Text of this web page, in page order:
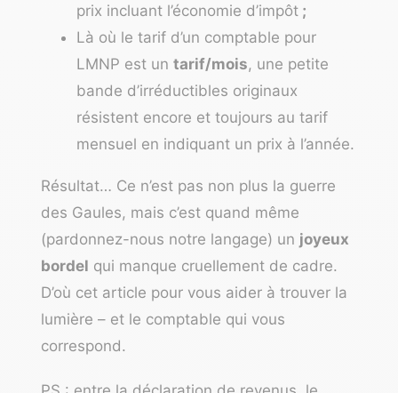
prix incluant l’économie d’impôt ;
Là où le tarif d’un comptable pour
LMNP est un tarif/mois, une petite
bande d’irréductibles originaux
résistent encore et toujours au tarif
mensuel en indiquant un prix à l’année.
Résultat… Ce n’est pas non plus la guerre
des Gaules, mais c’est quand même
(pardonnez-nous notre langage) un joyeux
bordel qui manque cruellement de cadre.
D’où cet article pour vous aider à trouver la
lumière – et le comptable qui vous
correspond.